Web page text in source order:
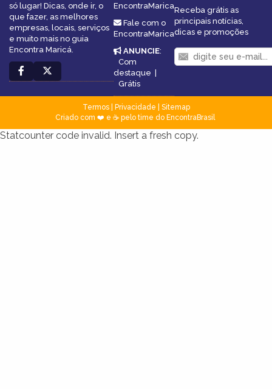
só lugar! Dicas, onde ir, o
que fazer, as melhores
empresas, locais, serviços
e muito mais no guia
Encontra Maricá.
EncontraMarica
Fale com o
EncontraMarica
ANUNCIE:
Com
destaque
Grátis
Receba grátis as
principais notícias,
dicas e promoções
Termos| Privacidade
Sitemap
Criado com ❤️ e ☕ pelo time do EncontraBrasil
Statcounter code invalid. Insert a fresh copy.